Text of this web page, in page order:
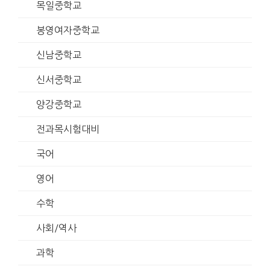
목일중학교
봉영여자중학교
신남중학교
신서중학교
양강중학교
전과목시험대비
국어
영어
수학
사회/역사
과학